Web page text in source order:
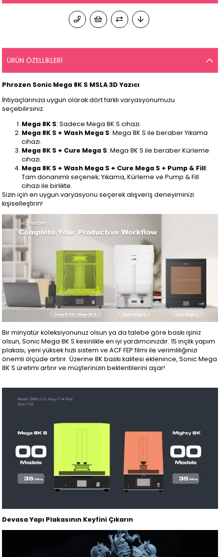
ÜRÜN ÖZELLIKLERI
Phrozen Sonic Mega 8K S MSLA 3D Yazıcı
İhtiyaçlarınıza uygun olarak dört farklı varyasyonumuzu
seçebilirsiniz:
Mega 8K S: Sadece Mega 8K S cihazı.
Mega 8K S + Wash Mega S: Mega 8K S ile beraber Yıkama
cihazı.
Mega 8K S + Cure Mega S: Mega 8K S ile beraber Kürleme
cihazı.
Mega 8K S + Wash Mega S + Cure Mega S + Pump & Fill:
Tam donanımlı seçenek; Yıkama, Kürleme ve Pump & Fill
cihazı ile birlikte.
Sizin için en uygun varyasyonu seçerek alışveriş deneyiminizi
kişiselleştirin!
Bir minyatür koleksiyonunuz olsun ya da talebe göre baskı işiniz
olsun, Sonic Mega 8K S kesinlikle en iyi yardımcınızdır. 15 inçlik yapım
plakası, yeni yüksek hızlı sistem ve ACF FEP filmi ile verimliliğinizi
önemli ölçüde artırır. Üzerine 8K baskı kalitesi eklenince, Sonic Mega
8K S üretimi artırır ve müşterinizin beklentilerini aşar!
Devasa Yapı Plakasının Keyfini Çıkarın